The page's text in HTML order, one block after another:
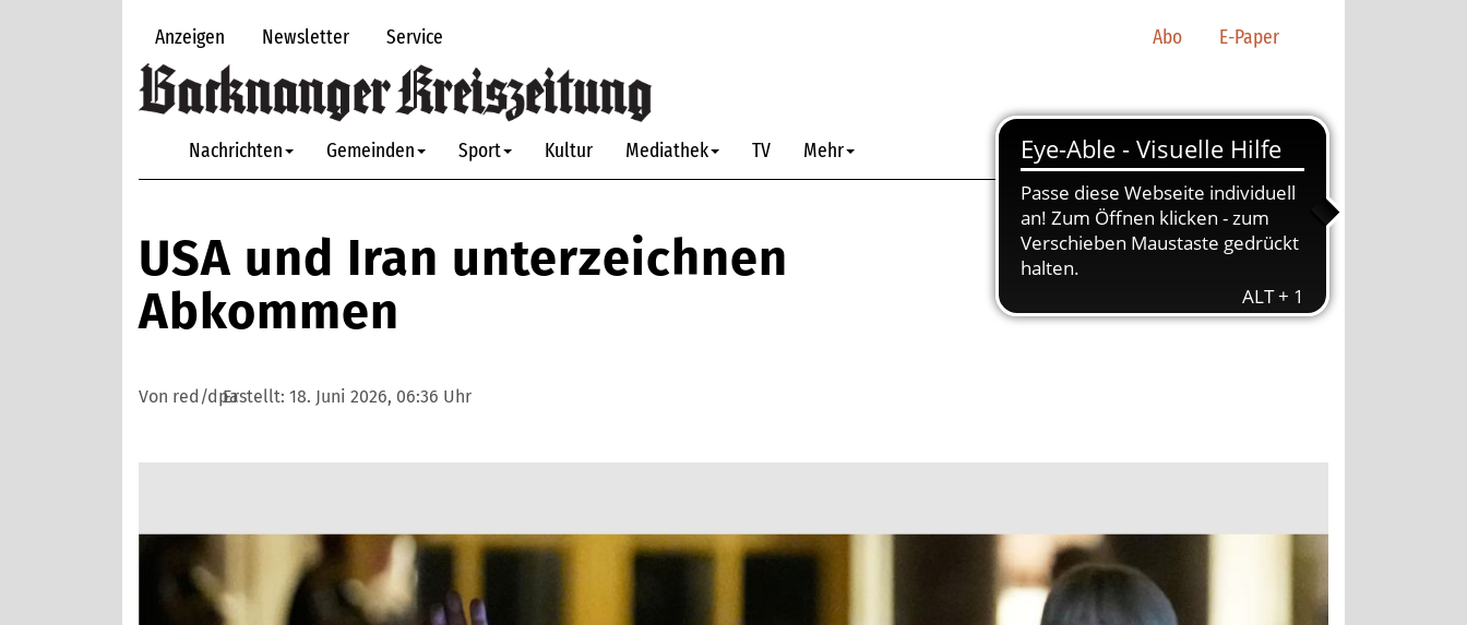
Anzeigen Newsletter Service Abo E-Paper
Nachrichten Gemeinden Sport Kultur Mediathek TV Mehr
USA und Iran unterzeichnen
Abkommen
Von red/dpaErstellt: 18. Juni 2026, 06:36 Uhr